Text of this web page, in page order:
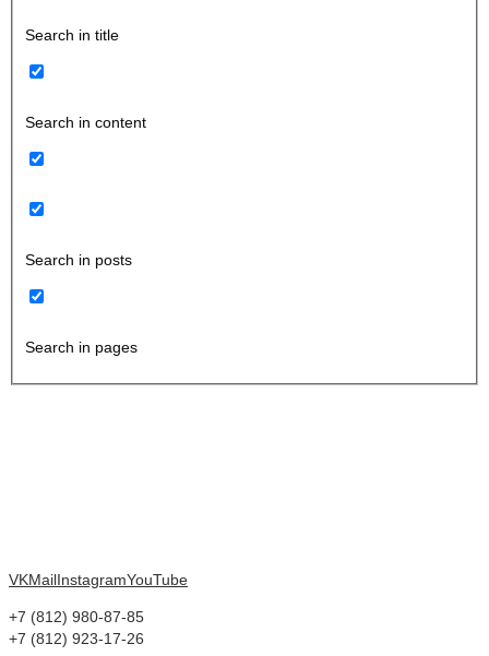
Search in title
Search in content
Search in posts
Search in pages
VKMailInstagramYouTube
+7 (812) 980-87-85
+7 (812) 923-17-26